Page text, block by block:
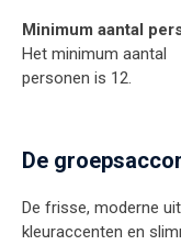
Minimum aantal
Het minimum aantal
personen is 12.
De
De frisse, moderne
kleuraccenten en